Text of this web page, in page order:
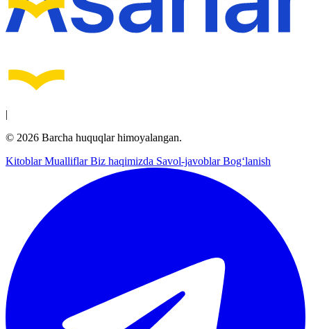
|
© 2026 Barcha huquqlar himoyalangan.
KitoblarMualliflarBiz haqimizda Savol-javoblarBog‘lanish